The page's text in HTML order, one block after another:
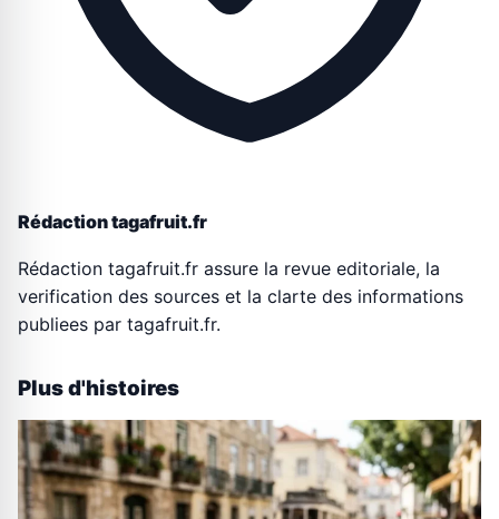
Rédaction tagafruit.fr
Rédaction tagafruit.fr assure la revue editoriale, la
verification des sources et la clarte des informations
publiees par tagafruit.fr.
Plus d'histoires